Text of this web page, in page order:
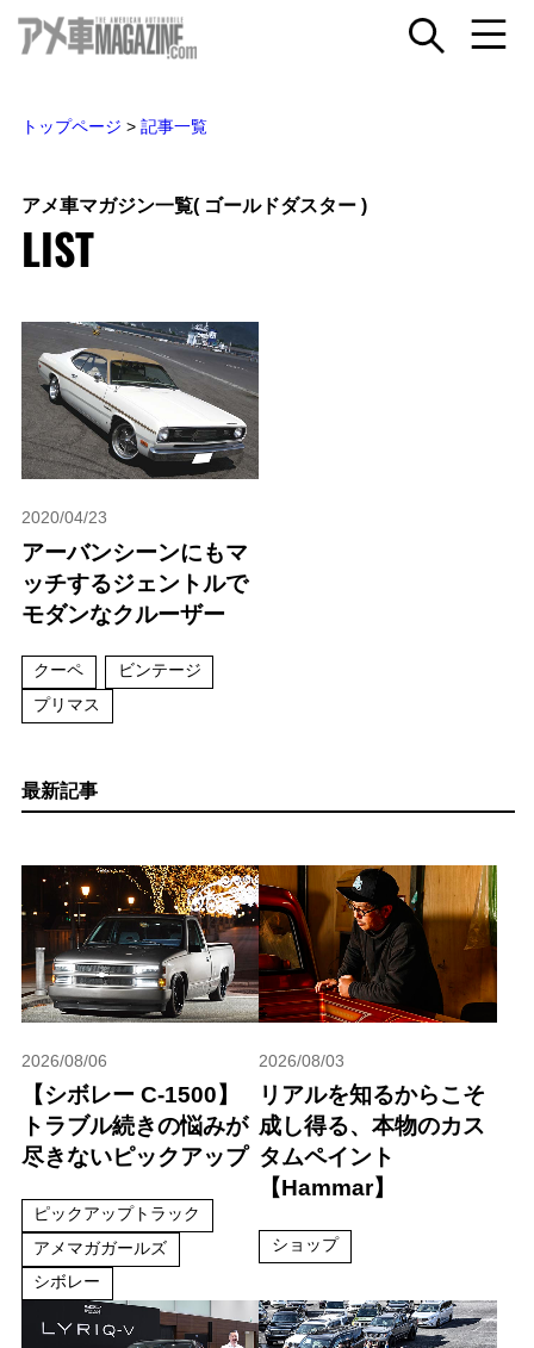
トップページ > 記事一覧
アメ車マガジン一覧( ゴールドダスター )
LIST
2020/04/23
アーバンシーンにもマ
ッチするジェントルで
モダンなクルーザー
クーペ
ビンテージ
プリマス
最新記事
2026/08/06
【シボレー C-1500】
トラブル続きの悩みが
尽きないピックアップ
ピックアップトラック
アメマガガールズ
シボレー
2026/08/03
リアルを知るからこそ
成し得る、本物のカス
タムペイント
【Hammar】
ショップ